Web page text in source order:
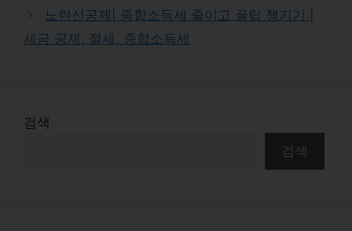
노란산공제| 종합소득세 줄이고 꿀팁 챙기기 |
세금 공제, 절세, 종합소득세
검색
검색